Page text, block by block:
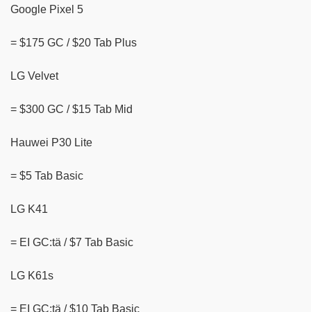
Google Pixel 5
= $175 GC / $20 Tab Plus
LG Velvet
= $300 GC / $15 Tab Mid
Hauwei P30 Lite
= $5 Tab Basic
LG K41
= EI GC:tä / $7 Tab Basic
LG K61s
= EI GC:tä / $10 Tab Basic